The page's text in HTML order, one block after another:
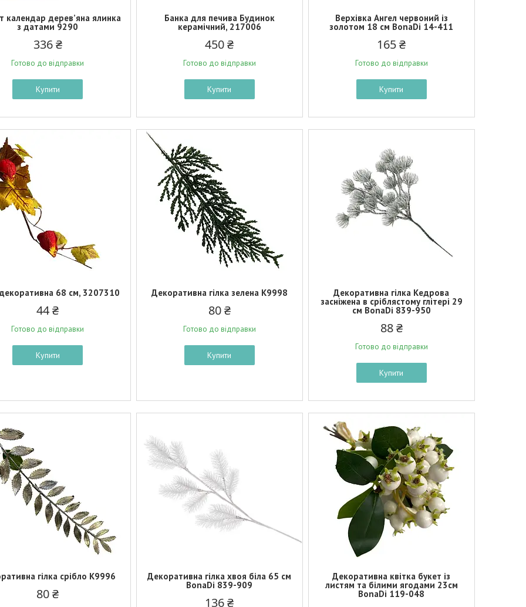
календар дерев’яна ялинка
з датами 9290
336 ₴
Готово до відправки
Купити
Банка для печива Будинок
керамічний, 217006
450 ₴
Готово до відправки
Купити
Верхівка Ангел червоний із
золотом 18 см BonaDi 14-411
165 ₴
Готово до відправки
Купити
декоративна 68 см, 3207310
44 ₴
Готово до відправки
Купити
Декоративна гілка зелена K9998
80 ₴
Готово до відправки
Купити
Декоративна гілка Кедрова
засніжена в сріблястому глітері 29
см BonaDi 839-950
88 ₴
Готово до відправки
Купити
гілка срібло K9996
80 ₴
Декоративна гілка хвоя біла 65 см
BonaDi 839-909
136 ₴
Декоративна квітка букет із
листям та білими ягодами 23см
BonaDi 119-048